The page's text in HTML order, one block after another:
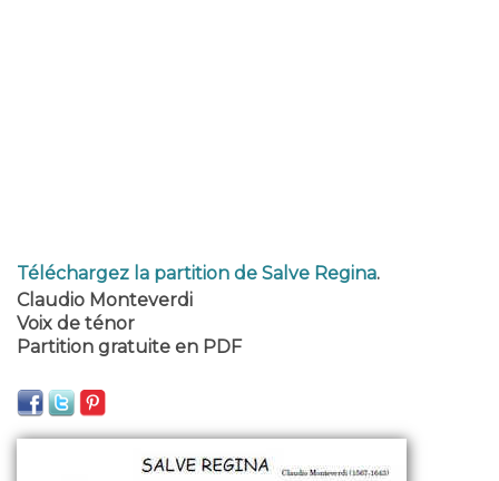
Téléchargez la partition de Salve Regina.
Claudio Monteverdi
Voix de ténor
Partition gratuite en PDF